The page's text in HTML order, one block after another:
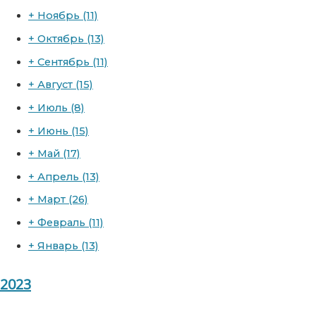
+ Ноябрь (11)
+ Октябрь (13)
+ Сентябрь (11)
+ Август (15)
+ Июль (8)
+ Июнь (15)
+ Май (17)
+ Апрель (13)
+ Март (26)
+ Февраль (11)
+ Январь (13)
2023